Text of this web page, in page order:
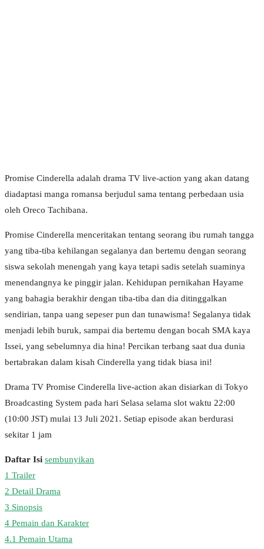
Promise Cinderella adalah drama TV live-action yang akan datang
diadaptasi manga romansa berjudul sama tentang perbedaan usia
oleh Oreco Tachibana.
Promise Cinderella menceritakan tentang seorang ibu rumah tangga
yang tiba-tiba kehilangan segalanya dan bertemu dengan seorang
siswa sekolah menengah yang kaya tetapi sadis setelah suaminya
menendangnya ke pinggir jalan. Kehidupan pernikahan Hayame
yang bahagia berakhir dengan tiba-tiba dan dia ditinggalkan
sendirian, tanpa uang sepeser pun dan tunawisma! Segalanya tidak
menjadi lebih buruk, sampai dia bertemu dengan bocah SMA kaya
Issei, yang sebelumnya dia hina! Percikan terbang saat dua dunia
bertabrakan dalam kisah Cinderella yang tidak biasa ini!
Drama TV Promise Cinderella live-action akan disiarkan di Tokyo
Broadcasting System pada hari Selasa selama slot waktu 22:00
(10:00 JST) mulai 13 Juli 2021. Setiap episode akan berdurasi
sekitar 1 jam
Daftar Isi sembunyikan
1 Trailer
2 Detail Drama
3 Sinopsis
4 Pemain dan Karakter
4.1 Pemain Utama